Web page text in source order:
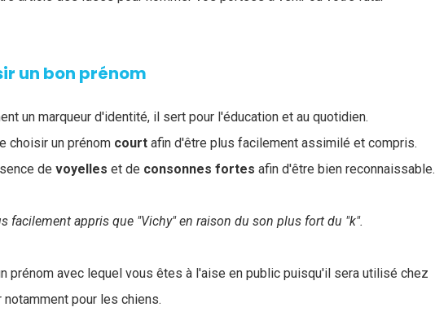
un bon prénom
un marqueur d'identité, il sert pour l'éducation et au quotidien.
choisir un prénom court afin d'être plus facilement assimilé et compris.
de voyelles et de consonnes fortes afin d'être bien reconnaissable.
facilement appris que "Vichy" en raison du son plus fort du "k".
prénom avec lequel vous êtes à l'aise en public puisqu'il sera utilisé chez
pour les chiens.